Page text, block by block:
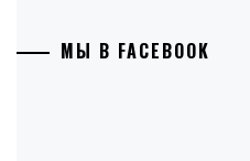
МЫ В FACEBOOK